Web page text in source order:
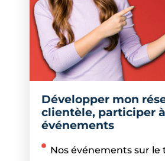
Développer mon
clientèle, participer
événements
Nos événements sur le